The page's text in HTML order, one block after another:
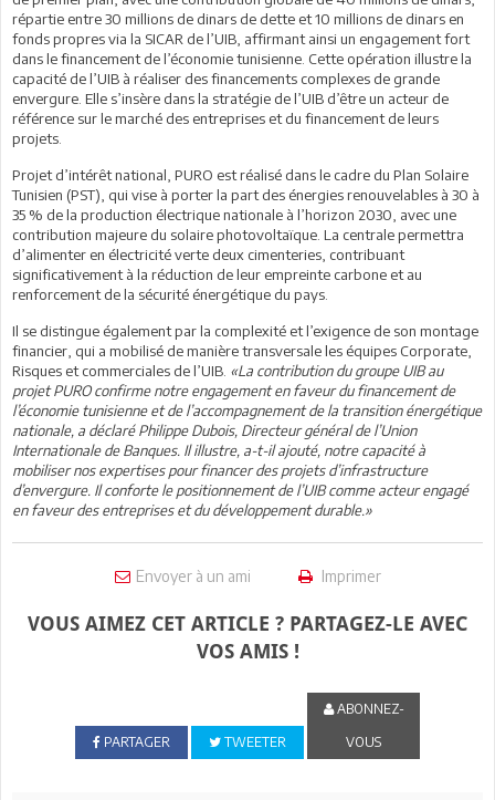
répartie entre 30 millions de dinars de dette et 10 millions de dinars en
fonds propres via la SICAR de l’UIB, affirmant ainsi un engagement fort
dans le financement de l’économie tunisienne. Cette opération illustre la
capacité de l’UIB à réaliser des financements complexes de grande
envergure. Elle s’insère dans la stratégie de l’UIB d’être un acteur de
référence sur le marché des entreprises et du financement de leurs
projets.
Projet d’intérêt national, PURO est réalisé dans le cadre du Plan Solaire
Tunisien (PST), qui vise à porter la part des énergies renouvelables à 30 à
35 % de la production électrique nationale à l’horizon 2030, avec une
contribution majeure du solaire photovoltaïque. La centrale permettra
d’alimenter en électricité verte deux cimenteries, contribuant
significativement à la réduction de leur empreinte carbone et au
renforcement de la sécurité énergétique du pays.
Il se distingue également par la complexité et l’exigence de son montage
financier, qui a mobilisé de manière transversale les équipes Corporate,
Risques et commerciales de l’UIB. «La contribution du groupe UIB au
projet PURO confirme notre engagement en faveur du financement de
l’économie tunisienne et de l’accompagnement de la transition énergétique
nationale, a déclaré Philippe Dubois, Directeur général de l’Union
Internationale de Banques. Il illustre, a-t-il ajouté, notre capacité à
mobiliser nos expertises pour financer des projets d’infrastructure
d’envergure. Il conforte le positionnement de l’UIB comme acteur engagé
en faveur des entreprises et du développement durable.»
Envoyer à un ami Imprimer
VOUS AIMEZ CET ARTICLE ? PARTAGEZ-LE AVEC
VOS AMIS !
PARTAGER TWEETER
ABONNEZ-
VOUS